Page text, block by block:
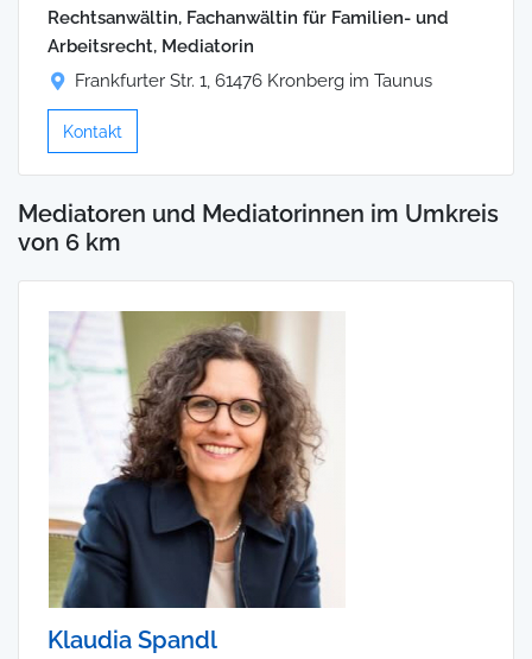
Rechtsanwältin, Fachanwältin für Familien- und
Arbeitsrecht, Mediatorin
Frankfurter Str. 1, 61476 Kronberg im Taunus
Kontakt
Mediatoren und Mediatorinnen im Umkreis
von 6 km
Klaudia Spandl